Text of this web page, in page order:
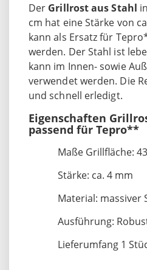
Der Grillrost aus Stahl
cm hat eine Stärke von
kann als Ersatz für
werden. Der Stahl ist
kann im Innen- sowie
verwendet werden. Die
und schnell erledigt.
Eigenschaften
passend für Tepro**
Maße Grillfläche:
Stärke: ca. 4 mm
Material: massiver
Ausführung:
Lieferumfang 1